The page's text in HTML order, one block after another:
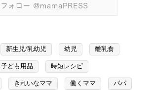
新生児/乳幼児 幼児 離乳食
子ども用品 時短レシピ
きれいなママ 働くママ パパ